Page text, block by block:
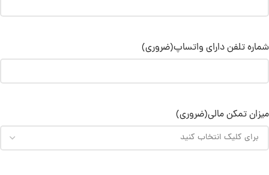
شماره تلفن دارای واتساپ(ضروری)
میزان تمکن مالی(ضروری)